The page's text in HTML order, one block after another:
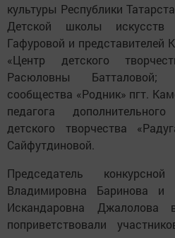
культуры Республики
Детской школы искусств
Гафуровой и представителей
«Центр детского
Расюловны Батталовой;
сообщества «Родник» пгт.
педагога
детского творчества
Сайфутдиновой.
Председатель
Владимировна Баринова и
Искандаровна Джалолова
поприветствовали